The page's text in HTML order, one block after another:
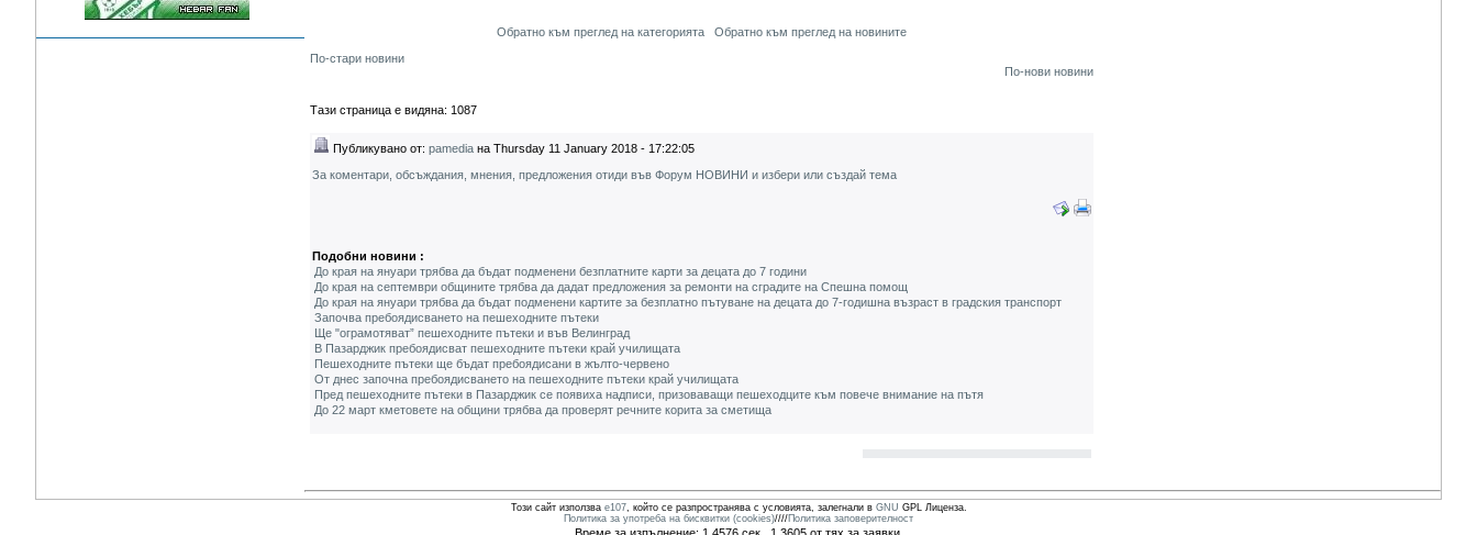
Обратно към преглед на категорията
Обратно към преглед на новините
По-стари новини
По-нови новини
Тази страница е видяна: 1087
Публикувано от: pamedia на Thursday 11 January 2018 - 17:22:05
За коментари, обсъждания, мнения, предложения отиди във Форум НОВИНИ и избери или създай тема
Подобни новини :
До края на януари трябва да бъдат подменени безплатните карти за децата до 7 години
До края на септември общините трябва да дадат предложения за ремонти на сградите на Спешна помощ
До края на януари трябва да бъдат подменени картите за безплатно пътуване на децата до 7-годишна възраст в градския транспорт
Започва пребоядисването на пешеходните пътеки
Ще "ограмотяват” пешеходните пътеки и във Велинград
В Пазарджик пребоядисват пешеходните пътеки край училищата
Пешеходните пътеки ще бъдат пребоядисани в жълто-червено
От днес започна пребоядисването на пешеходните пътеки край училищата
Пред пешеходните пътеки в Пазарджик се появиха надписи, призоваващи пешеходците към повече внимание на пътя
До 22 март кметовете на общини трябва да проверят речните корита за сметища
Този сайт използва e107, който се разпространява с условията, залегнали в GNU GPL Лиценза.
Политика за употреба на бисквитки (cookies)////Политика заповерителност